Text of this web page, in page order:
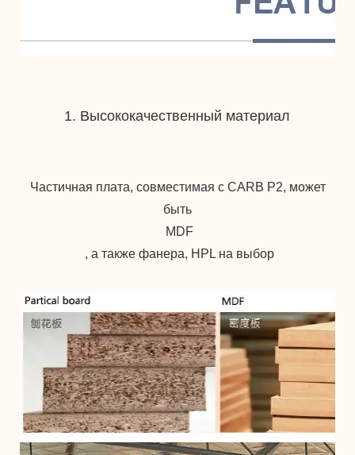
Частичная плата, совместимая с CARB P2, может
MDF
, а также фанера, HPL на выбор